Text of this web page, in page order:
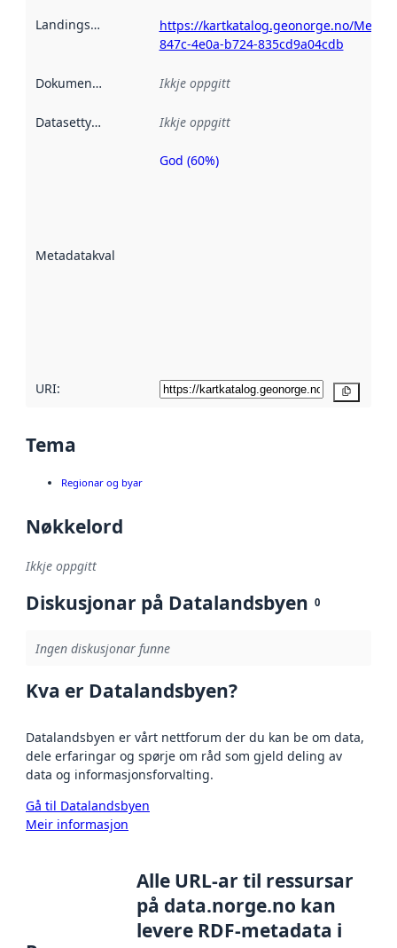
Landingsside
https://kartkatalog.geonorge.no/
847c-4e0a-b724-835cd9a04cdb
Dokumentasjon Ikkje oppgitt
Datasettype Ikkje oppgitt
Metadatakvalitet
Metadatakvalitet
God (60%)
URI:
Tema
Regionar og byar
Nøkkelord
Ikkje oppgitt
Diskusjonar på Datalandsbyen 0
Ingen diskusjonar funne
Kva er Datalandsbyen?
Datalandsbyen er vårt nettforum der du kan be om data,
dele erfaringar og spørje om råd som gjeld deling av
data og informasjonsforvalting.
Gå til Datalandsbyen
Meir informasjon
Alle URL-ar til ressursar
på data.norge.no kan
levere RDF-metadata i